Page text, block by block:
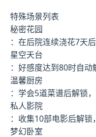
特殊场景列表
秘密花园
：在后院连续浇花7天
星空天台
：好感度达到80时自
温馨厨房
：学会5道菜谱后解锁
私人影院
：收集10部电影后解
梦幻卧室